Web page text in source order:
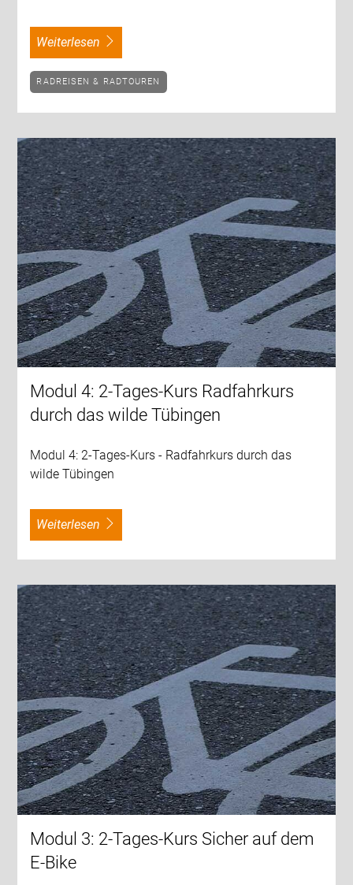
weiterlesen
RADREISEN & RADTOUREN
Modul 4: 2-Tages-Kurs Radfahrkurs
durch das wilde Tübingen
Modul 4: 2-Tages-Kurs - Radfahrkurs durch das
wilde Tübingen
weiterlesen
Modul 3: 2-Tages-Kurs Sicher auf dem
E-Bike